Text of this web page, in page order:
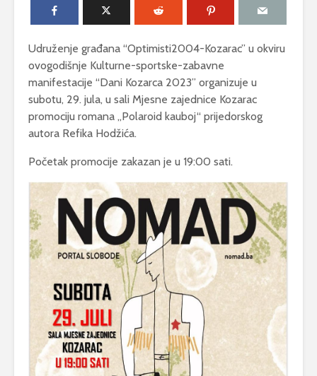
Udruženje građana “Optimisti2004-Kozarac” u okviru
ovogodišnje Kulturne-sportske-zabavne
manifestacije “Dani Kozarca 2023” organizuje u
subotu, 29. jula, u sali Mjesne zajednice Kozarac
promociju romana „Polaroid kauboj“ prijedorskog
autora Refika Hodžića.
Početak promocije zakazan je u 19:00 sati.